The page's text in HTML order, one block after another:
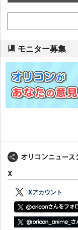
モニター募集
X
Xアカウント